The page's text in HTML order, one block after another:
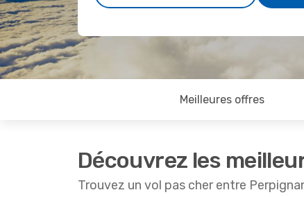
Meilleures offres
Découvrez les
Trouvez un vol pas cher entre